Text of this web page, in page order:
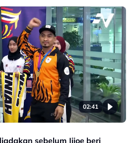
02:41
sebelum Jijoe beri